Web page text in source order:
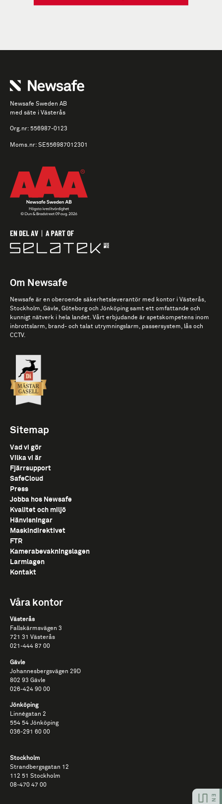
Newsafe Sweden AB
med säte i Västerås
Org.nr: 556987-0123
Moms.nr: SE556987012301
Om Newsafe
Newsafe är en oberoende säkerhetsleverantör med kontor i Västerås,
Stockholm, Gävle, Göteborg och Jönköping samt ett omfattande och
kunnigt nätverk i hela landet. Vårt erbjudande är spetskompetens inom
inbrottslarm, brand- och talat utrymningslarm, passersystem, lås och
CCTV.
Sitemap
Vad vi gör
Vilka vi är
Fjärrsupport
SafeCloud
Press
Jobba hos Newsafe
Kvalitet och miljö
Hänvisningar
Maskindirektivet
FTR
Kamerabevakningslagen
Larmlagen
Kontakt
Våra kontor
Västerås
Fallskärmsvägen​ 3​
721​ 31​ Västerås​
021-​444​ 87​ 00
Gävle
Johannesbergsvägen 29D
802 93 Gävle
026-​424​ 90​ 00
Jönköping
Linnégatan 2
554 54 Jönköping
036-291 60 00
Stockholm
Strandbergsgatan 12
112 51 Stockholm
08-470 47 00​